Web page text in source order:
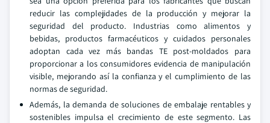
reducir las complejidades de la producción y mejorar la
seguridad del producto. Industrias como alimentos y
bebidas, productos farmacéuticos y cuidados personales
adoptan cada vez más bandas TE post-moldados para
proporcionar a los consumidores evidencia de manipulación
visible, mejorando así la confianza y el cumplimiento de las
normas de seguridad.
Además, la demanda de soluciones de embalaje rentables y
sostenibles impulsa el crecimiento de este segmento. Las